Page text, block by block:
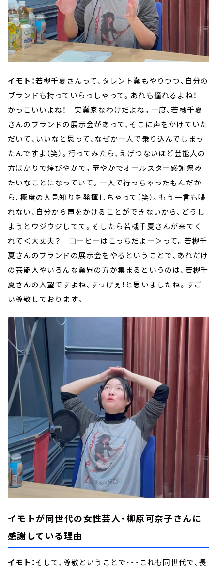
イモト：若槻千夏さんって、タレント業もやりつつ、自分の
ブランドも持っていらっしゃって。あれも憧れるよね！
かっこいいよね！ 実業家なわけだよね。一度、若槻千夏
さんのブランドの展示会があって、そこに声をかけていた
だいて、いいなと思って、なぜか一人で乗り込んでしまっ
たんですよ（笑）。行ってみたら、えげつないほど芸能人の
方ばかりで煌びやかで。華やかでオールスター感謝祭み
たいなことになっていて。一人で行っちゃったもんだか
ら、極度の人見知りを発揮しちゃって（笑）。もう一言も喋
れない、自分から声をかけることができないから、どうし
ようとウジウジしてて。そしたら若槻千夏さんが来てく
れて＜大丈夫？ コーヒーはこっちだよー＞って。若槻千
夏さんのブランドの展示会をやるということで、あれだけ
の芸能人やいろんな業界の方が集まるというのは、若槻千
夏さんの人望ですよね、すっげぇ！と思いましたね。すご
い尊敬しております。
イモトが同世代の女性芸人・柳原可奈子さんに
感謝している理由
イモト：そして、尊敬ということで・・・これも同世代で、長